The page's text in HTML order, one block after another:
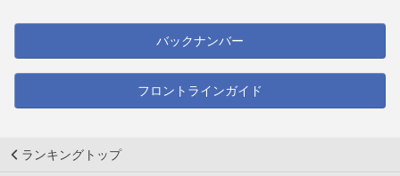
バックナンバー
フロントラインガイド
ランキングトップ